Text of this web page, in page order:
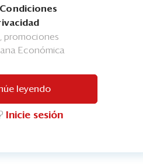
promociones
Económica
leyendo
Inicie sesión